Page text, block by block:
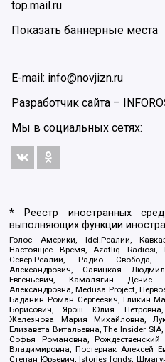
top.mail.ru
Показать баннерные места
E-mail: info@novjizn.ru
Разработчик сайта –
Мы в социальных сетях:
* Реестр иностранных
выполняющих функции
Голос Америки, Idel.Реалии,
Настоящее Время, Azatliq Radiosi,
Север.Реалии, Радио Свобода,
Александрович, Савицкая
Евгеньевич, Камалягин Денис
Александровна, Medusa Project,
Баданин Роман Сергеевич, Гликин
Борисович, Ярош Юлия
Железнова Мария Михайловна,
Елизавета Витальевна, The Insider
Софья Романовна,
Владимировна, Постернак Алексей
Степан Юрьевич, Istories fonds,